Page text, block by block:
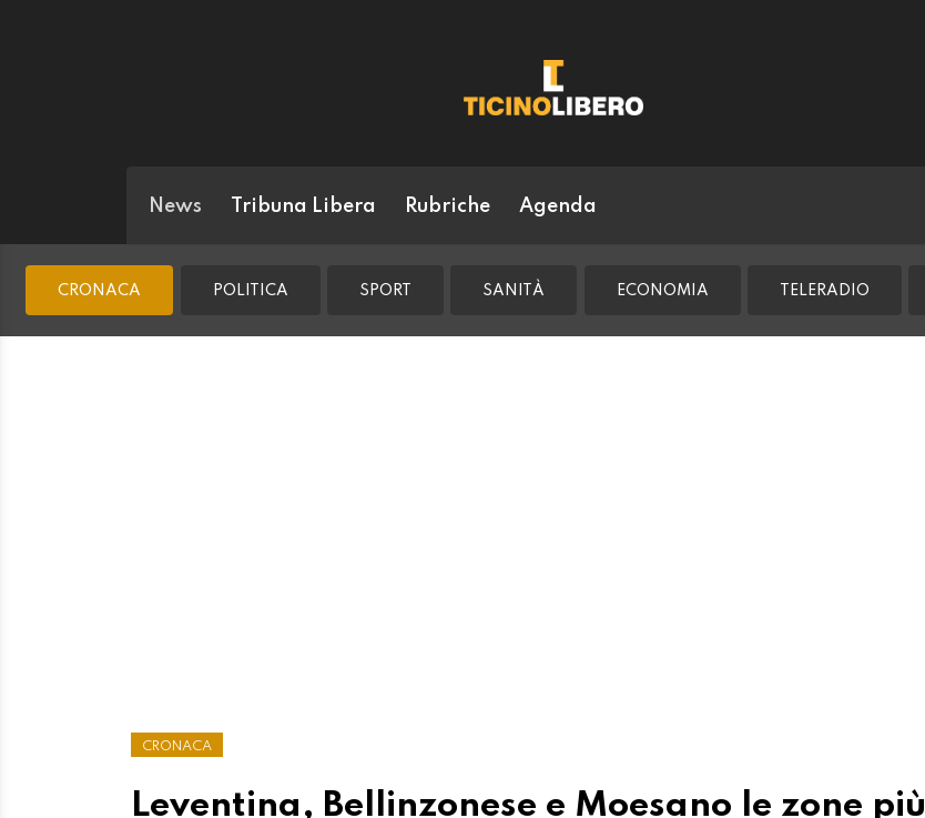
News Tribuna Libera Rubriche Agenda
CRONACA POLITICA SPORT SANITÀ ECONOMIA TELERADIO
CRONACA
Leventina, Bellinzonese e Moesano le zone più